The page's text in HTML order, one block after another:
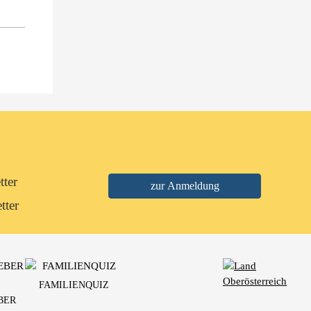
FAMILIENQUIZ